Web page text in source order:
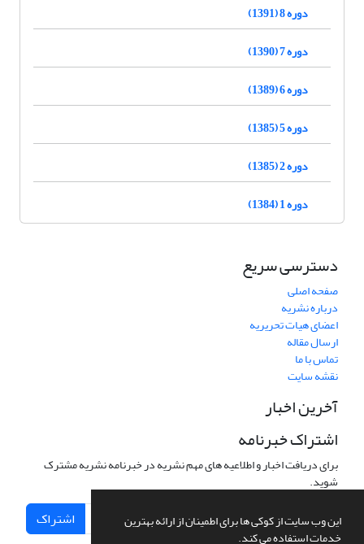
این وب سایت از کوکی ها برای اطمینان از ارائه بهترین
خدمات استفاده می کند.
دوره 8 (1391)
دوره 7 (1390)
دوره 6 (1389)
دوره 5 (1385)
دوره 2 (1385)
دوره 1 (1384)
دسترسی سریع
صفحه اصلی
درباره نشریه
اعضای هیات تحریریه
ارسال مقاله
تماس با ما
نقشه سایت
آخرین اخبار
اشتراک خبرنامه
برای دریافت اخبار و اطلاعیه های مهم نشریه در خبرنامه نشریه مشترک
شوید.
اشتراک